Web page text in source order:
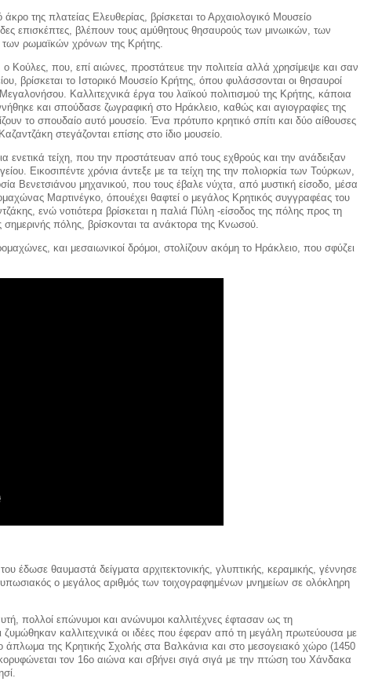
της πλατείας Ελευθερίας, βρίσκεται το Αρχαιολογικό Μουσείο
επισκέπτες, βλέπουν τους αμύθητους θησαυρούς των μινωικών, των
ρωμαϊκών χρόνων της Κρήτης.
Κούλες, που, επί αιώνες, προστάτευε την πολιτεία αλλά χρησίμεψε και σαν
βρίσκεται το Ιστορικό Μουσείο Κρήτης, όπου φυλάσσονται οι θησαυροί
Καλλιτεχνικά έργα του λαϊκού πολιτισμού της Κρήτης, κάποια
και σπούδασε ζωγραφική στο Ηράκλειο, καθώς και αγιογραφίες της
το σπουδαίο αυτό μουσείο. Ένα πρότυπο κρητικό σπίτι και δύο αίθουσες
στεγάζονται επίσης στο ίδιο μουσείο.
ενετικά τείχη, που την προστάτευαν από τους εχθρούς και την ανάδειξαν
Εικοσιπέντε χρόνια άντεξε με τα τείχη της την πολιορκία των Τούρκων,
Βενετσιάνου μηχανικού, που τους έβαλε νύχτα, από μυστική είσοδο, μέσα
Μαρτινέγκο, όπουέχει θαφτεί ο μεγάλος Κρητικός συγγραφέας του
ενώ νοτιότερα βρίσκεται η παλιά Πύλη -είσοδος της πόλης προς τη
πόλης, βρίσκονται τα ανάκτορα της Κνωσού.
και μεσαιωνικοί δρόμοι, στολίζουν ακόμη το Ηράκλειο, που σφύζει
έδωσε θαυμαστά δείγματα αρχιτεκτονικής, γλυπτικής, κεραμικής, γέννησε
ο μεγάλος αριθμός των τοιχογραφημένων μνημείων σε ολόκληρη
πολλοί επώνυμοι και ανώνυμοι καλλιτέχνες έφτασαν ως τη
καλλιτεχνικά οι ιδέες που έφεραν από τη μεγάλη πρωτεύουσα με
της Κρητικής Σχολής στα Βαλκάνια και στο μεσογειακό χώρο (1450
τον 16ο αιώνα και σβήνει σιγά σιγά με την πτώση του Χάνδακα